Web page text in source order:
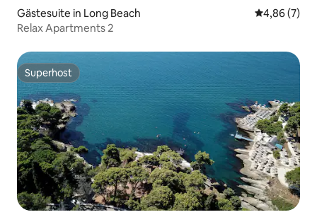
Gästesuite in Long Beach
4,86 (7)
Relax Apartments 2
Superhost
Superhost